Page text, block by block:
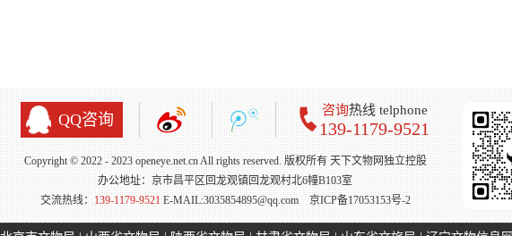
QQ咨询
咨询热线 telphone
139-1179-9521
Copyright © 2022 - 2023 openeye.net.cn All rights reserved. 版权所有 天下文物网独立控股
办公地址：京市昌平区回龙观镇回龙观村北6幢B103室
交流热线：139-1179-9521E-MAIL:3035854895@qq.com京ICP备17053153号-2